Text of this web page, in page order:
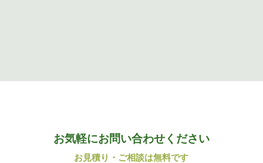
お気軽にお問い合わせください
お見積り・ご相談は無料です